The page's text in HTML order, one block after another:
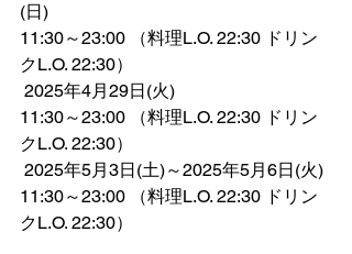
(日)
11:30～23:00 （料理L.O. 22:30 ドリン
クL.O. 22:30）
2025年4月29日(火)
11:30～23:00 （料理L.O. 22:30 ドリン
クL.O. 22:30）
2025年5月3日(土)～2025年5月6日(火)
11:30～23:00 （料理L.O. 22:30 ドリン
クL.O. 22:30）